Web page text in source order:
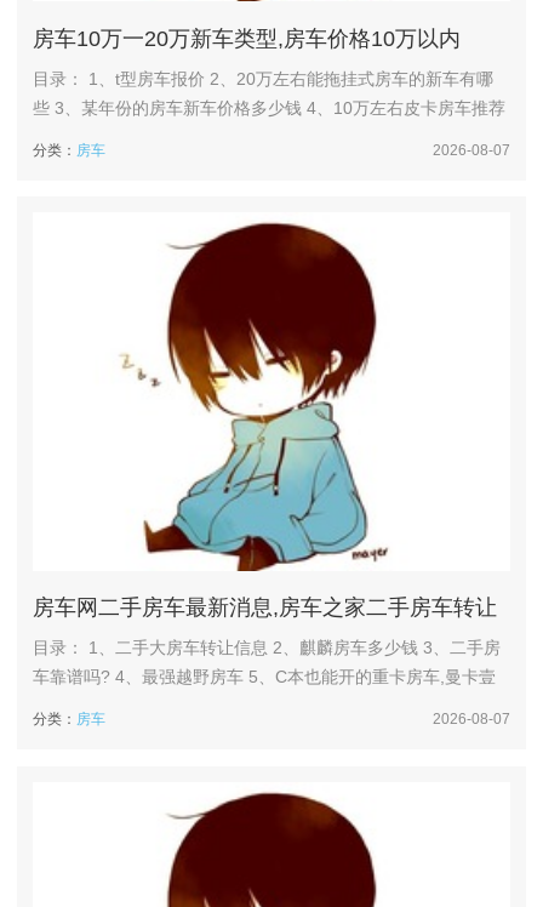
房车10万一20万新车类型,房车价格10万以内
目录： 1、t型房车报价 2、20万左右能拖挂式房车的新车有哪
些 3、某年份的房车新车价格多少钱 4、10万左右皮卡房车推荐
房车的价格跨度较大。入门级的...
分类： 房车 2026-08-07
房车网二手房车最新消息,房车之家二手房车转让
目录： 1、二手大房车转让信息 2、麒麟房车多少钱 3、二手房
车靠谱吗? 4、最强越野房车 5、C本也能开的重卡房车,曼卡壹
需求筛选合适的车辆，并与卖家直接沟通看车...
分类： 房车 2026-08-07